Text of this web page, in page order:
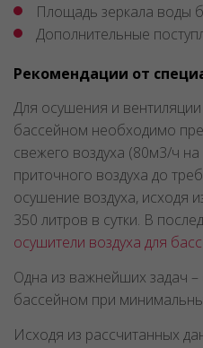
Площадь зеркала воды
Дополнительные
Рекомендации от
Для осушения и
бассейном необходимо
свежего воздуха (80м3/ч на
приточного воздуха до
осушение воздуха, исходя
350 литров в сутки. В
осушители воздуха для
Одна из важнейших задач
бассейном при
Исходя из рассчитанных